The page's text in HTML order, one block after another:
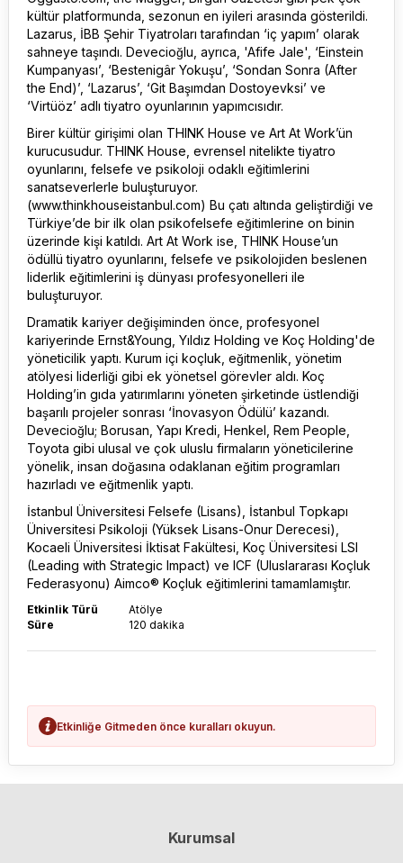
kültür platformunda, sezonun en iyileri arasında gösterildi.
Lazarus, İBB Şehir Tiyatroları tarafından ‘iç yapım’ olarak
sahneye taşındı. Devecioğlu, ayrıca, 'Afife Jale', ‘Einstein
Kumpanyası’, ‘Bestenigâr Yokuşu’, ‘Sondan Sonra (After
the End)’, ‘Lazarus’, ‘Git Başımdan Dostoyevksi’ ve
‘Virtüöz’ adlı tiyatro oyunlarının yapımcısıdır.
Birer kültür girişimi olan THINK House ve Art At Work’ün
kurucusudur. THINK House, evrensel nitelikte tiyatro
oyunlarını, felsefe ve psikoloji odaklı eğitimlerini
sanatseverlerle buluşturuyor.
(www.thinkhouseistanbul.com) Bu çatı altında geliştirdiği ve
Türkiye’de bir ilk olan psikofelsefe eğitimlerine on binin
üzerinde kişi katıldı. Art At Work ise, THINK House’un
ödüllü tiyatro oyunlarını, felsefe ve psikolojiden beslenen
liderlik eğitimlerini iş dünyası profesyonelleri ile
buluşturuyor.
Dramatik kariyer değişiminden önce, profesyonel
kariyerinde Ernst&Young, Yıldız Holding ve Koç Holding'de
yöneticilik yaptı. Kurum içi koçluk, eğitmenlik, yönetim
atölyesi liderliği gibi ek yönetsel görevler aldı. Koç
Holding’in gıda yatırımlarını yöneten şirketinde üstlendiği
başarılı projeler sonrası ‘İnovasyon Ödülü’ kazandı.
Devecioğlu; Borusan, Yapı Kredi, Henkel, Rem People,
Toyota gibi ulusal ve çok uluslu firmaların yöneticilerine
yönelik, insan doğasına odaklanan eğitim programları
hazırladı ve eğitmenlik yaptı.
İstanbul Üniversitesi Felsefe (Lisans), İstanbul Topkapı
Üniversitesi Psikoloji (Yüksek Lisans-Onur Derecesi),
Kocaeli Üniversitesi İktisat Fakültesi, Koç Üniversitesi LSI
(Leading with Strategic Impact) ve ICF (Uluslararası Koçluk
Federasyonu) Aimco® Koçluk eğitimlerini tamamlamıştır.
Etkinlik Türü
Atölye
Süre
120 dakika
Etkinliğe Gitmeden önce kuralları okuyun.
Kurumsal